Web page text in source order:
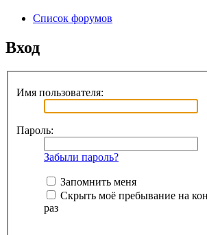
Список форумов
Вход
Имя пользователя:
Пароль:
Забыли пароль?
Запомнить меня
Скрыть моё пребывание на
раз